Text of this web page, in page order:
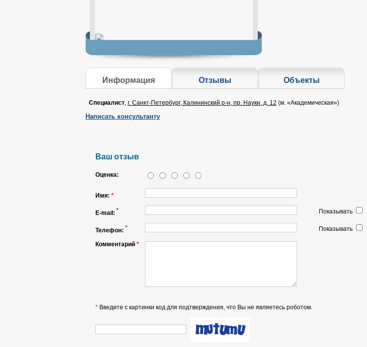
Информация Отзывы Объекты
Специалист, г. Санкт-Петербург, Калининский р-н, пр. Науки, д. 12 (м. «Академическая»)
Написать консультанту
Ваш отзыв
Оценка:
Имя: *
E-mail: * Показывать
Телефон: * Показывать
Комментарий *
* Введите с картинки код для подтверждения, что Вы не являетесь роботом.